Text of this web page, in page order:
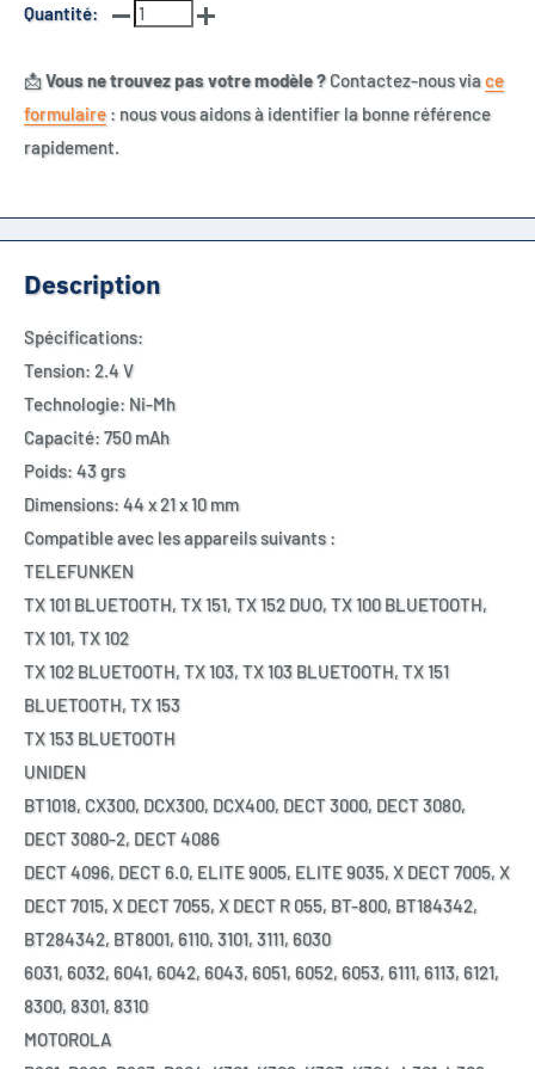
Quantité:
📩Vous ne trouvez pas votre modèle ?Contactez-nous viace
formulaire : nous vous aidons à identifier la bonne référence
rapidement.
Description
Spécifications:
Tension: 2.4 V
Technologie: Ni-Mh
Capacité: 750 mAh
Poids: 43 grs
Dimensions: 44 x 21 x 10 mm
Compatible avec les appareils suivants :
TELEFUNKEN
TX 101 BLUETOOTH, TX 151, TX 152 DUO, TX 100 BLUETOOTH,
TX 101, TX 102
TX 102 BLUETOOTH, TX 103, TX 103 BLUETOOTH, TX 151
BLUETOOTH, TX 153
TX 153 BLUETOOTH
UNIDEN
BT1018, CX300, DCX300, DCX400, DECT 3000, DECT 3080,
DECT 3080-2, DECT 4086
DECT 4096, DECT 6.0, ELITE 9005, ELITE 9035, X DECT 7005, X
DECT 7015, X DECT 7055, X DECT R 055, BT-800, BT184342,
BT284342, BT8001, 6110, 3101, 3111, 6030
6031, 6032, 6041, 6042, 6043, 6051, 6052, 6053, 6111, 6113, 6121,
8300, 8301, 8310
MOTOROLA